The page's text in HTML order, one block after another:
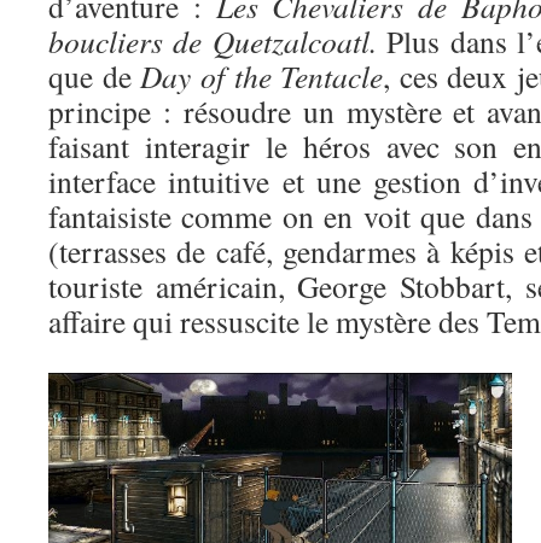
boucliers de Quetzalcoatl. Plus dans
que deDay of the Tentacle, ces deux
principe : résoudre un mystère et
faisant interagir le héros avec son
interface intuitive et une gestion
fantaisiste comme on en voit que
(terrasses de café, gendarmes à képis
touriste américain, George Stobbart,
affaire qui ressuscite le mystère des